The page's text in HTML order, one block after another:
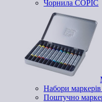
Чорнила COPIC
Набори
Поштучно